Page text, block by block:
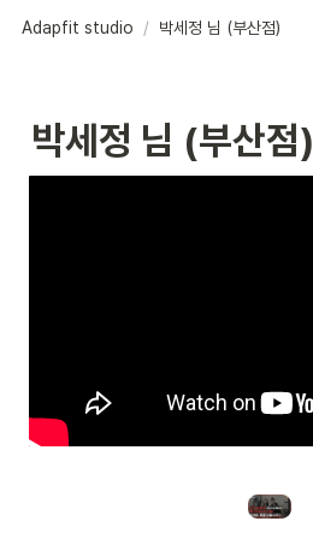
Adapfit studio / 박세정 님 (부산점)
박세정 님 (부산점)